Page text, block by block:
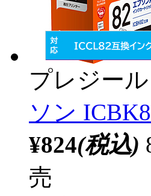
プレジール
ソン
¥824(税込)
売